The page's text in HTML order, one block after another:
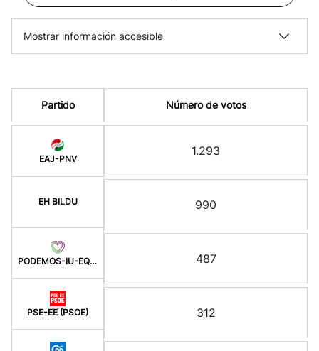
Mostrar información accesible
Partido
EAJ-PNV
EH BILDU
PODEMOS-IU-EQUO BERD
PSE-EE (PSOE)
Número de votos
1.293
990
487
312